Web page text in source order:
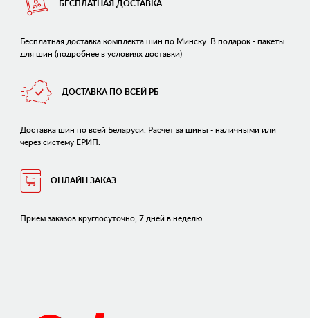
БЕСПЛАТНАЯ ДОСТАВКА
Бесплатная доставка комплекта шин по Минску. В подарок - пакеты
для шин (подробнее в условиях доставки)
ДОСТАВКА ПО ВСЕЙ РБ
Доставка шин по всей Беларуси. Расчет за шины - наличными или
через систему ЕРИП.
ОНЛАЙН ЗАКАЗ
Приём заказов круглосуточно, 7 дней в неделю.